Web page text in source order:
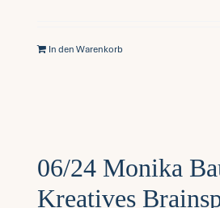
In den Warenkorb
06/24 Monika
Kreatives